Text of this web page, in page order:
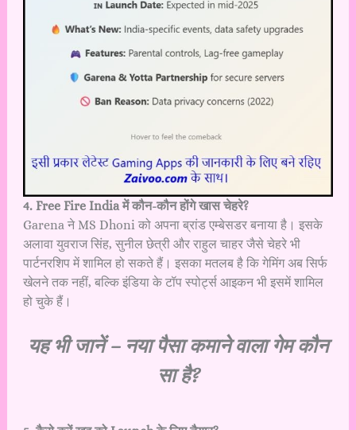
4. Free Fire India में कौन-कौन होंगे खास चेहरे?
Garena ने MS Dhoni को अपना ब्रांड एम्बेसडर बनाया है। इसके
अलावा युवराज सिंह, सुनील छेत्री और राहुल चाहर जैसे चेहरे भी
पार्टनरशिप में शामिल हो सकते हैं। इसका मतलब है कि गेमिंग अब सिर्फ
खेलने तक नहीं, बल्कि इंडिया के टॉप स्पोर्ट्स आइकन भी इसमें शामिल
हो चुके हैं।
यह भी जानें – नया पैसा कमाने वाला गेम कौन
सा है?